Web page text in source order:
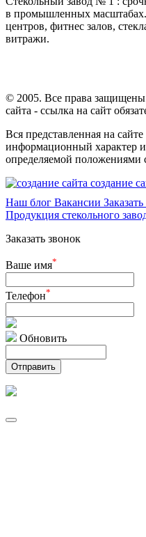
в промышленных масштабах.
центров, фитнес залов,
витражи.
© 2005. Все права
сайта - ссылка на сайт
Вся представленная на
информационный характер
определяемой положениями
создание
Наш блог Вакансии
Продукция стекольного
Заказать звонок
Ваше имя*
Телефон*
Обновить